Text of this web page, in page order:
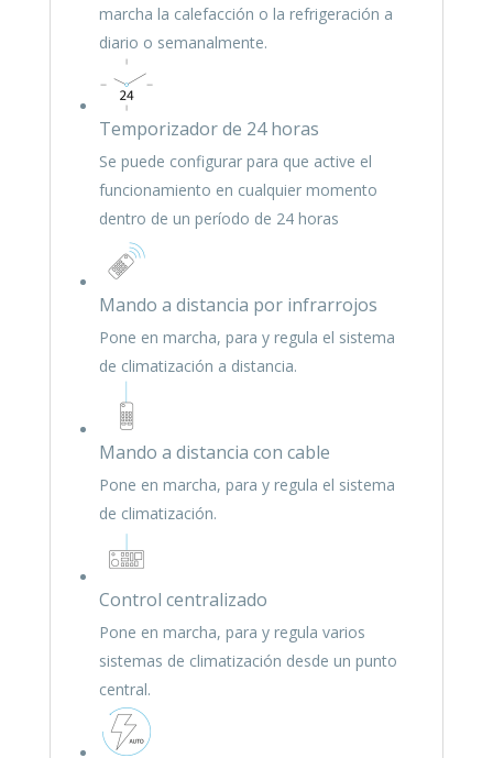
marcha la calefacción o la refrigeración a
diario o semanalmente.
Temporizador de 24 horas
Se puede configurar para que active el
funcionamiento en cualquier momento
dentro de un período de 24 horas
Mando a distancia por infrarrojos
Pone en marcha, para y regula el sistema
de climatización a distancia.
Mando a distancia con cable
Pone en marcha, para y regula el sistema
de climatización.
Control centralizado
Pone en marcha, para y regula varios
sistemas de climatización desde un punto
central.